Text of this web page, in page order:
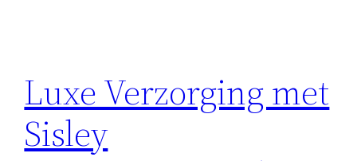
Luxe Verzorging met
Sisley